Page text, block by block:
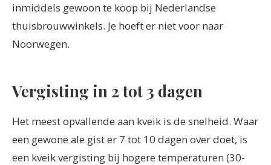
inmiddels gewoon te koop bij Nederlandse
thuisbrouwwinkels. Je hoeft er niet voor naar
Noorwegen.
Vergisting in 2 tot 3 dagen
Het meest opvallende aan kveik is de snelheid. Waar
een gewone ale gist er 7 tot 10 dagen over doet, is
een kveik vergisting bij hogere temperaturen (30-